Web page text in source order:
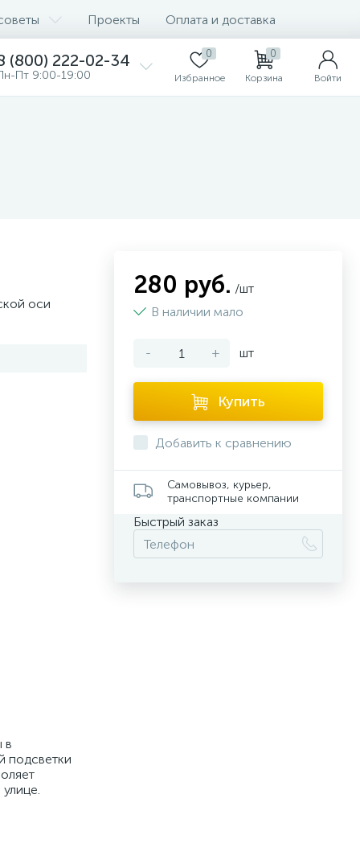
Проекты Оплата и доставка
(800) 222-02-34
Пт 9:00-19:00
0
Избранное
0
Корзина Войти
оси
в
подсветки
280 руб. /шт
В наличии мало
- + шт
Купить
Добавить к сравнению
Самовывоз, курьер,
транспортные компании
Быстрый заказ